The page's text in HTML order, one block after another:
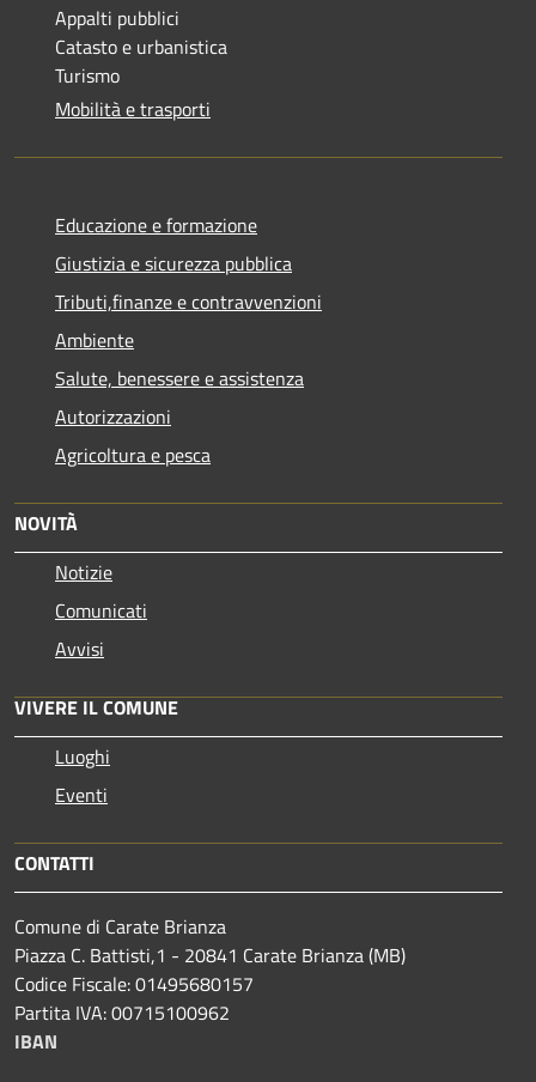
Appalti pubblici
Catasto e urbanistica
Turismo
Mobilità e trasporti
Educazione e formazione
Giustizia e sicurezza pubblica
Tributi,finanze e contravvenzioni
Ambiente
Salute, benessere e assistenza
Autorizzazioni
Agricoltura e pesca
NOVITÀ
Notizie
Comunicati
Avvisi
VIVERE IL COMUNE
Luoghi
Eventi
CONTATTI
Comune di Carate Brianza
Piazza C. Battisti,1 - 20841 Carate Brianza (MB)
Codice Fiscale: 01495680157
Partita IVA: 00715100962
IBAN